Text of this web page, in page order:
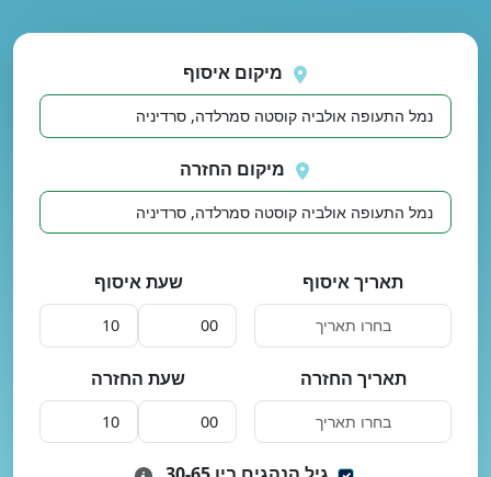
שוב
מיקום איסוף
מיקום החזרה
תאריך איסוף שעת איסוף
תאריך החזרה שעת החזרה